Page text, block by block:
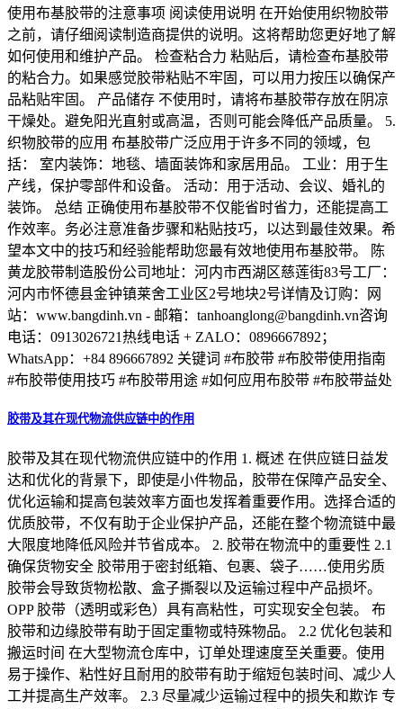
使用布基胶带的注意事项 阅读使用说明 在开始使用织物胶带
之前，请仔细阅读制造商提供的说明。这将帮助您更好地了解
如何使用和维护产品。 检查粘合力 粘贴后，请检查布基胶带
的粘合力。如果感觉胶带粘贴不牢固，可以用力按压以确保产
品粘贴牢固。 产品储存 不使用时，请将布基胶带存放在阴凉
干燥处。避免阳光直射或高温，否则可能会降低产品质量。 5.
织物胶带的应用 布基胶带广泛应用于许多不同的领域，包
括： 室内装饰：地毯、墙面装饰和家居用品。 工业：用于生
产线，保护零部件和设备。 活动：用于活动、会议、婚礼的
装饰。 总结 正确使用布基胶带不仅能省时省力，还能提高工
作效率。务必注意准备步骤和粘贴技巧，以达到最佳效果。希
望本文中的技巧和经验能帮助您最有效地使用布基胶带。 陈
黄龙胶带制造股份公司地址：河内市西湖区慈莲街83号工厂：
河内市怀德县金钟镇莱舍工业区2号地块2号详情及订购：网
站：www.bangdinh.vn - 邮箱：tanhoanglong@bangdinh.vn咨询
电话：0913026721热线电话 + ZALO：0896667892；
WhatsApp：+84 896667892 关键词 #布胶带 #布胶带使用指南
#布胶带使用技巧 #布胶带用途 #如何应用布胶带 #布胶带益处
胶带及其在现代物流供应链中的作用
胶带及其在现代物流供应链中的作用 1. 概述 在供应链日益发
达和优化的背景下，即使是小件物品，胶带在保障产品安全、
优化运输和提高包装效率方面也发挥着重要作用。选择合适的
优质胶带，不仅有助于企业保护产品，还能在整个物流链中最
大限度地降低风险并节省成本。 2. 胶带在物流中的重要性 2.1
确保货物安全 胶带用于密封纸箱、包裹、袋子……使用劣质
胶带会导致货物松散、盒子撕裂以及运输过程中产品损坏。
OPP 胶带（透明或彩色）具有高粘性，可实现安全包装。 布
胶带和边缘胶带有助于固定重物或特殊物品。 2.2 优化包装和
搬运时间 在大型物流仓库中，订单处理速度至关重要。使用
易于操作、粘性好且耐用的胶带有助于缩短包装时间、减少人
工并提高生产效率。 2.3 尽量减少运输过程中的损失和欺诈 专